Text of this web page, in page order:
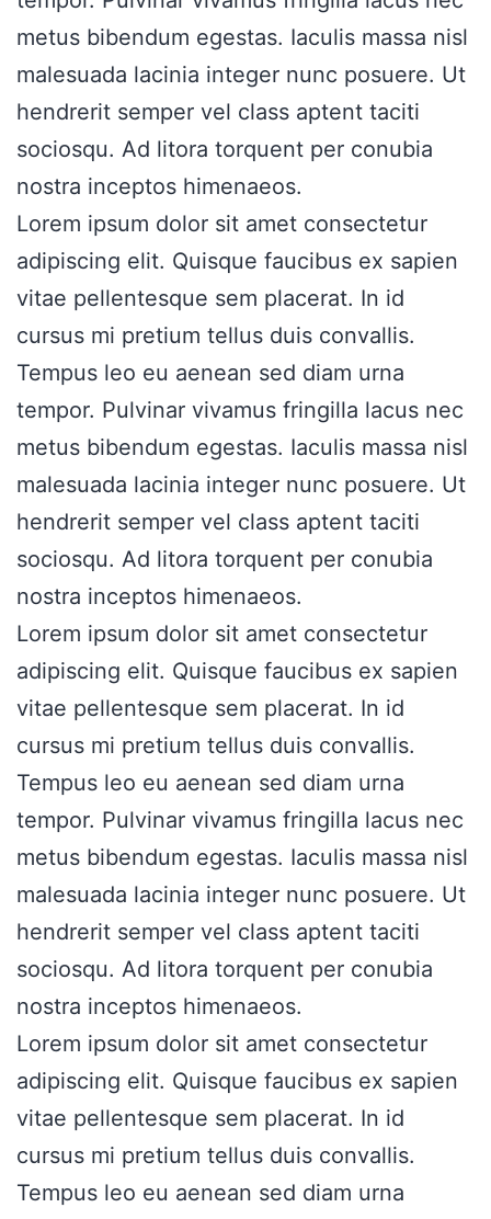
metus bibendum egestas. Iaculis massa nisl
malesuada lacinia integer nunc posuere. Ut
hendrerit semper vel class aptent taciti
sociosqu. Ad litora torquent per conubia
nostra inceptos himenaeos.
Lorem ipsum dolor sit amet consectetur
adipiscing elit. Quisque faucibus ex sapien
vitae pellentesque sem placerat. In id
cursus mi pretium tellus duis convallis.
Tempus leo eu aenean sed diam urna
tempor. Pulvinar vivamus fringilla lacus nec
metus bibendum egestas. Iaculis massa nisl
malesuada lacinia integer nunc posuere. Ut
hendrerit semper vel class aptent taciti
sociosqu. Ad litora torquent per conubia
nostra inceptos himenaeos.
Lorem ipsum dolor sit amet consectetur
adipiscing elit. Quisque faucibus ex sapien
vitae pellentesque sem placerat. In id
cursus mi pretium tellus duis convallis.
Tempus leo eu aenean sed diam urna
tempor. Pulvinar vivamus fringilla lacus nec
metus bibendum egestas. Iaculis massa nisl
malesuada lacinia integer nunc posuere. Ut
hendrerit semper vel class aptent taciti
sociosqu. Ad litora torquent per conubia
nostra inceptos himenaeos.
Lorem ipsum dolor sit amet consectetur
adipiscing elit. Quisque faucibus ex sapien
vitae pellentesque sem placerat. In id
cursus mi pretium tellus duis convallis.
Tempus leo eu aenean sed diam urna